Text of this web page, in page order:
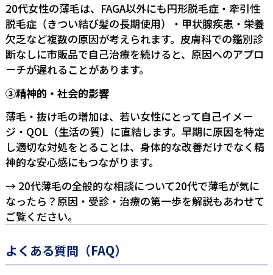
20代女性の薄毛は、FAGA以外にも円形脱毛症・牽引性
脱毛症（きつい結び髪の長期使用）・甲状腺疾患・栄養
欠乏など複数の原因が考えられます。皮膚科での鑑別診
断なしに市販品で自己治療を続けると、原因へのアプロ
ーチが遅れることがあります。
③精神的・社会的影響
薄毛・抜け毛の増加は、若い女性にとって自己イメー
ジ・QOL（生活の質）に直結します。早期に原因を特定
し適切な対処をとることは、身体的な改善だけでなく精
神的な安心感にもつながります。
→ 20代薄毛の全般的な相談について20代で薄毛が気に
なったら？原因・受診・治療の第一歩を解説もあわせて
ご覧ください。
よくある質問（FAQ）